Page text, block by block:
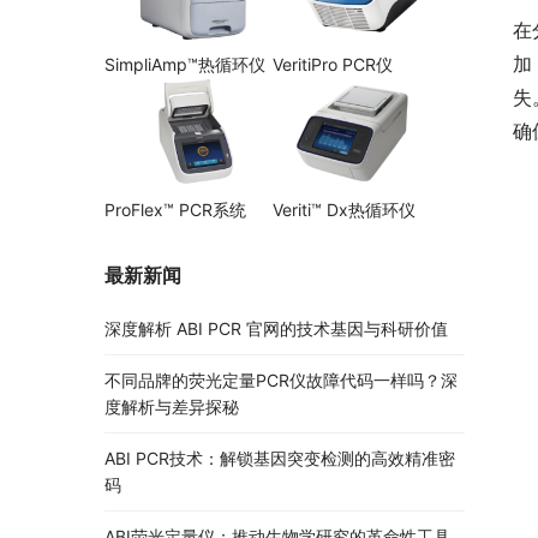
在
加
失
确
SimpliAmp™热循环仪 VeritiPro PCR仪
ProFlex™ PCR系统 Veriti™ Dx热循环仪
最新新闻
深度解析 ABI PCR 官网的技术基因与科研价值
不同品牌的荧光定量PCR仪故障代码一样吗？深
度解析与差异探秘
ABI PCR技术：解锁基因突变检测的高效精准密
码